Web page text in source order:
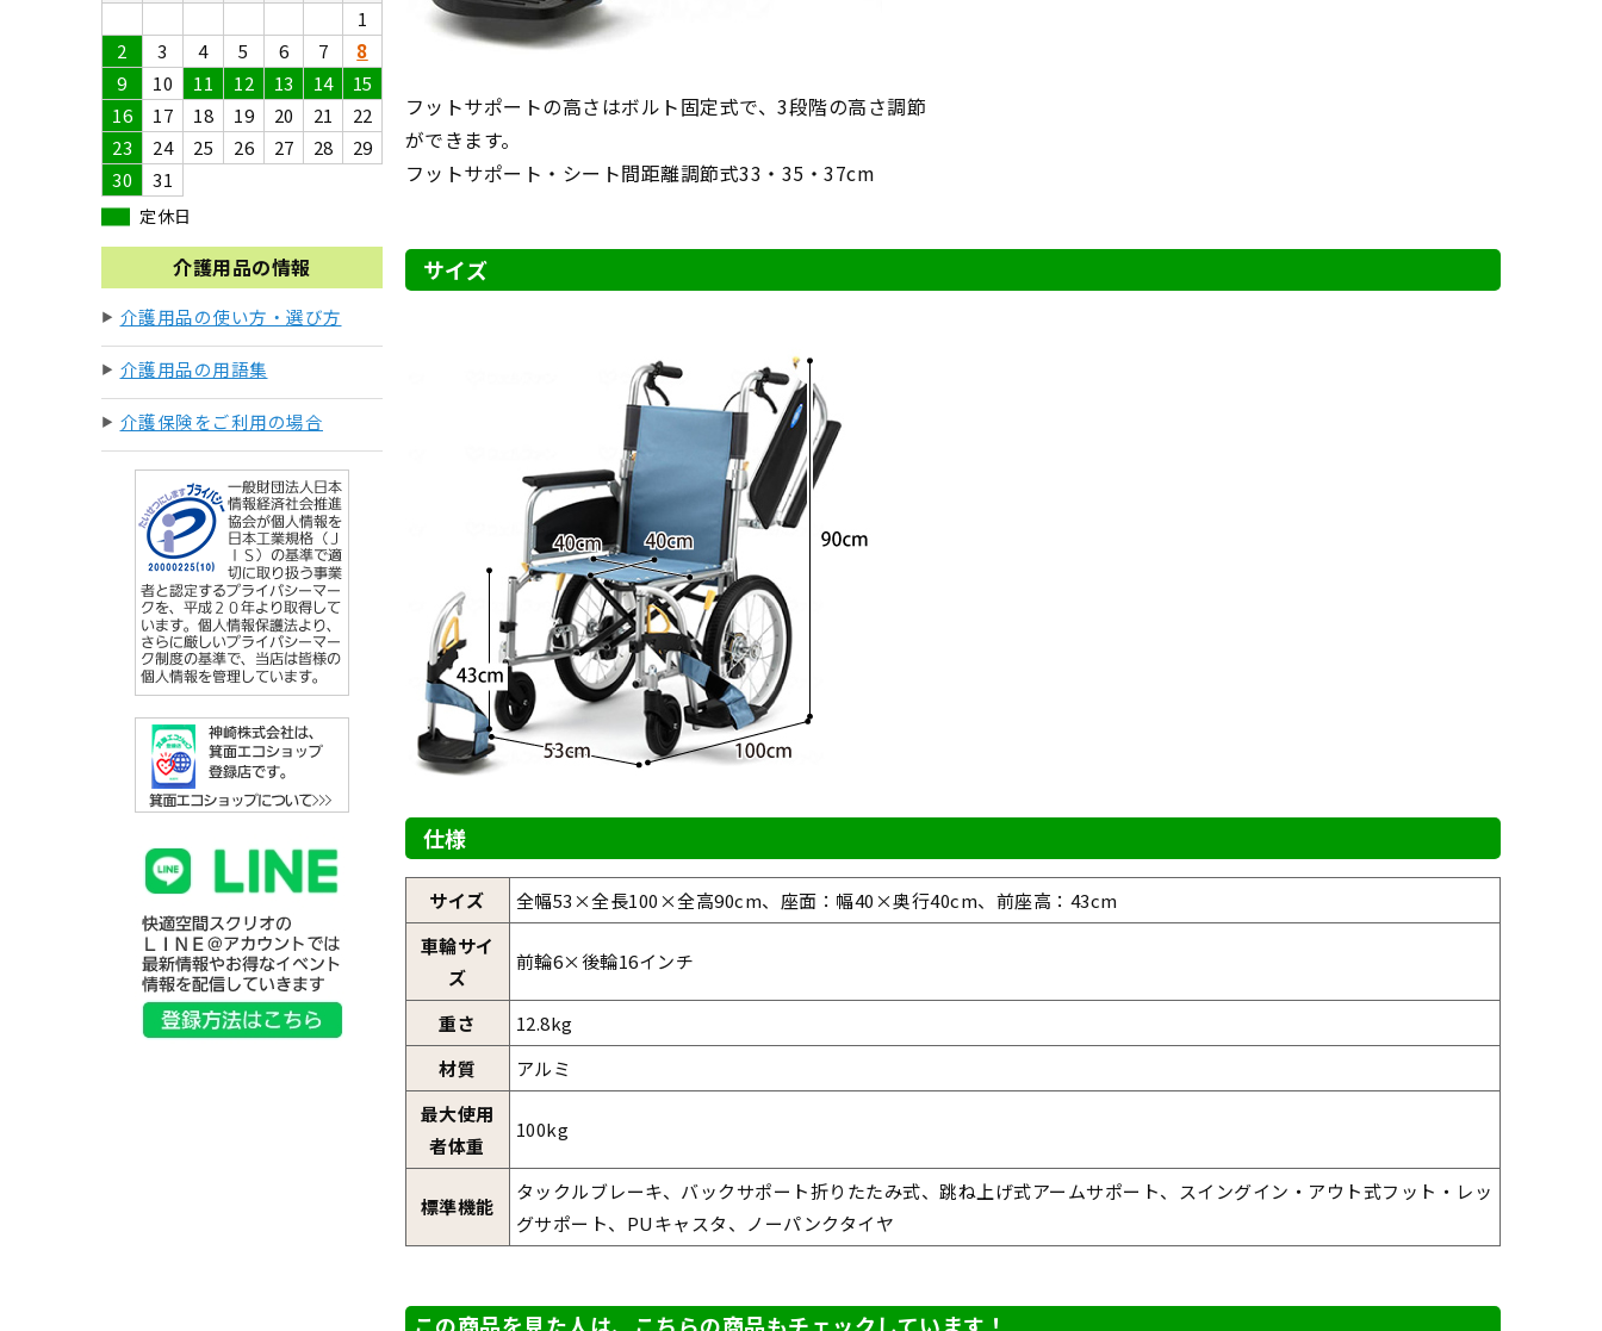
1
2
3 4 5 6 7
8
9
10 11 12 13 14
15
16
17 18 19 20 21
22
23
24 25 26 27 28
29
30
31
定休日
介護用品の情報
介護用品の使い方・選び方
介護用品の用語集
介護保険をご利用の場合
フットサポートの高さはボルト固定式で、3段階の高さ調節
ができます。
フットサポート・シート間距離調節式33・35・37cm
サイズ
仕様
サイズ
全幅53×全長100×全高90cm、座面：幅40×奥行40cm、前座高：43cm
車輪サイ
ズ
前輪6×後輪16インチ
重さ
12.8kg
材質
アルミ
最大使用
者体重
100kg
標準機能
タックルブレーキ、バックサポート折りたたみ式、跳ね上げ式アームサポート、スイングイン・アウト式フット・レッ
グサポート、PUキャスタ、ノーパンクタイヤ